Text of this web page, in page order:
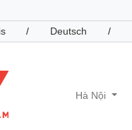
/ Deutsch /
Hà Nội